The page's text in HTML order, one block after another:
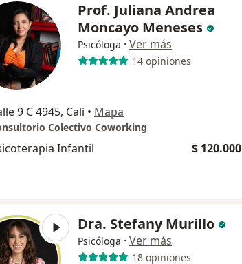
Prof. Juliana Andrea
Moncayo Meneses
Psicóloga · Ver más
14 opiniones
9 C 4945, Cali • Mapa
Colectivo Coworking
Infantil $ 120.000
Dra. Stefany Murillo
Psicóloga · Ver más
18 opiniones